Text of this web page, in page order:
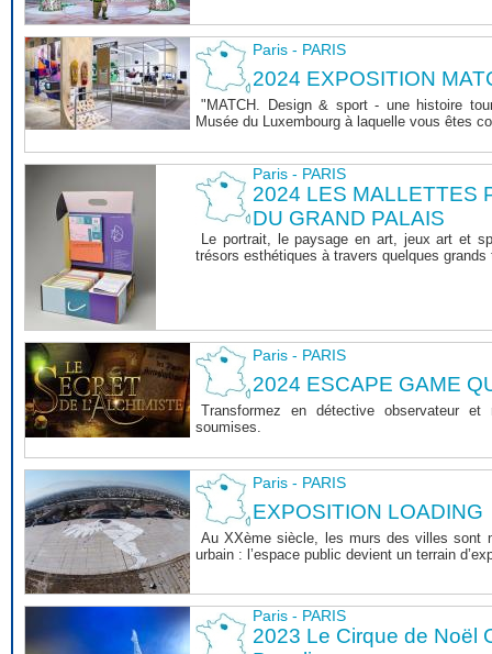
Paris - PARIS
2024 EXPOSITION
"MATCH. Design & sport - une histoire
Musée du Luxembourg à laquelle vous êtes
Paris - PARIS
2024 LES MALLETTES
DU GRAND PALAIS
Le portrait, le paysage en art, jeux art et
trésors esthétiques à travers quelques
Paris - PARIS
2024 ESCAPE GAME
Transformez en détective observateur
soumises.
Paris - PARIS
EXPOSITION LOADING
Au XXème siècle, les murs des villes sont
urbain : l’espace public devient un terrain
Paris - PARIS
2023 Le Cirque de Noël